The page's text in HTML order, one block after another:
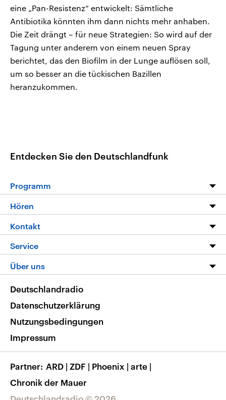
eine „Pan-Resistenz“ entwickelt: Sämtliche
Antibiotika könnten ihm dann nichts mehr anhaben.
Die Zeit drängt – für neue Strategien: So wird auf der
Tagung unter anderem von einem neuen Spray
berichtet, das den Biofilm in der Lunge auflösen soll,
um so besser an die tückischen Bazillen
heranzukommen.
Entdecken Sie den Deutschlandfunk
Programm
Die Nachrichten
Nachrichtenleicht
Neue Beiträge auf dlf.de
Hören
Livestream
Podcasts
Deutschlandfunk App
Nachrichten App
Frequenzen
Kontakt
Hörerservice
Service
FAQ
Veranstaltungen
Musikliste
RSS
Über uns
Barrierefreiheit
Deutschlandradio
Datenschutzerklärung
Nutzungsbedingungen
Impressum
Partner ARD | ZDF | Phoenix | arte |
Chronik der Mauer